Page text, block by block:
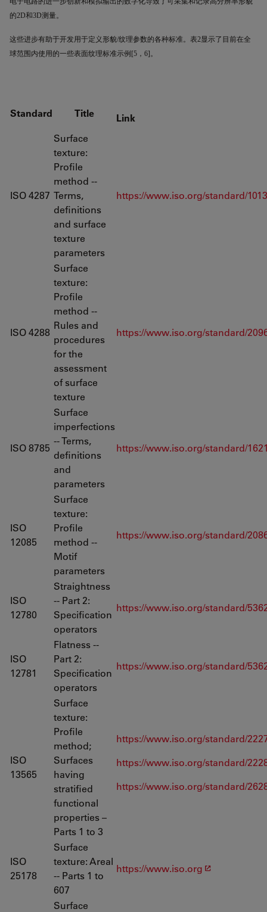
的2D和3D测量。
这些进步有助于开发用于定义形貌/纹理参数的各种标准。表2显示了目前在全
球范围内使用的一些表面纹理标准示例[5 ， 6] 。
Standard Title Link
ISO 4287
Surface
texture:
Profile
method --
Terms,
definitions
and surface
texture
parameters
https://www.iso.org/standard/
ISO 4288
Surface
texture:
Profile
method --
Rules and
procedures
for the
assessment
of surface
texture
https://www.iso.org/standard/
ISO 8785
Surface
imperfections
-- Terms,
definitions
and
parameters
https://www.iso.org/standard/
ISO
12085
Surface
texture:
Profile
method --
Motif
parameters
https://www.iso.org/standard/
ISO
12780
Straightness
-- Part 2:
Specification
operators
https://www.iso.org/standard/
ISO
12781
Flatness --
Part 2:
Specification
operators
https://www.iso.org/standard/
ISO
13565
Surface
texture:
Profile
method;
Surfaces
having
stratified
functional
properties –
Parts 1 to 3
https://www.iso.org/standard/
https://www.iso.org/standard/
https://www.iso.org/standard/
ISO
25178
Surface
texture: Areal
-- Parts 1 to
607
https://www.iso.org
Surface